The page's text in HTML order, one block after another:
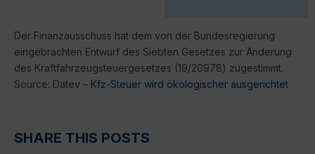
Der Finanzausschuss hat dem von der Bundesregierung
eingebrachten Entwurf des Siebten Gesetzes zur Änderung
des Kraftfahrzeugsteuergesetzes (19/20978) zugestimmt.
Source: Datev – Kfz-Steuer wird ökologischer ausgerichtet
SHARE THIS POSTS